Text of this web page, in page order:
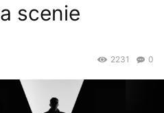
scenie
0
2231